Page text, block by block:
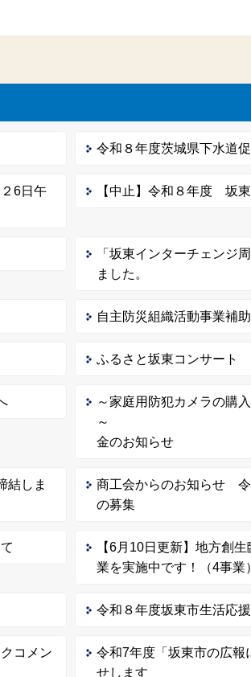
令和８年度茨城県下水道
6日午
【中止】令和８年度 坂
「坂東インターチェンジ
ました。
自主防災組織活動事業補
ふるさと坂東コンサート
～家庭用防犯カメラの購
～ 坂東市防
金のお知らせ
結しま
商工会からのお知らせ
の募集
【6月10日更新】地方創
業を実施中です！（4事業
令和８年度坂東市生活応
コメン
令和7年度「坂東市の広
せします